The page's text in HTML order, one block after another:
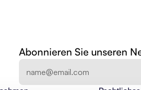
Abonnieren Sie unseren